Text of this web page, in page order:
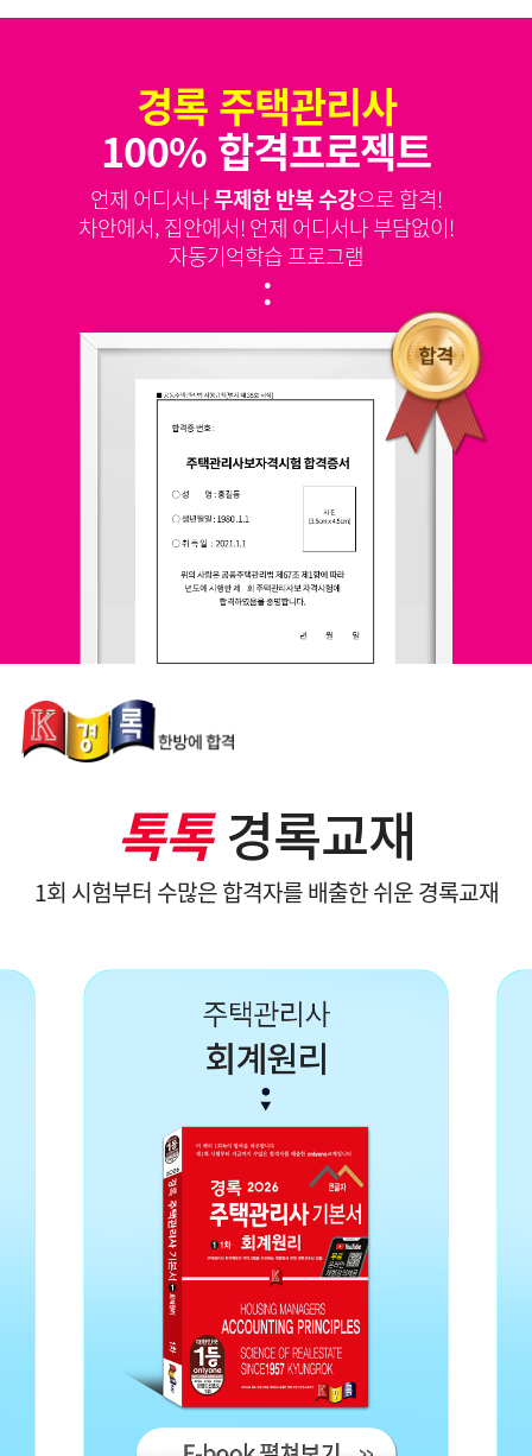
경록 주택관리사
100% 합격프로젝트
언제 어디서나무제한 반복 수강으로 합격!
차안에서, 집안에서! 언제 어디서나 부담없이!
자동기억학습 프로그램
:
톡톡경록교재
1회 시험부터 수많은 합격자를 배출한 쉬운 경록교재